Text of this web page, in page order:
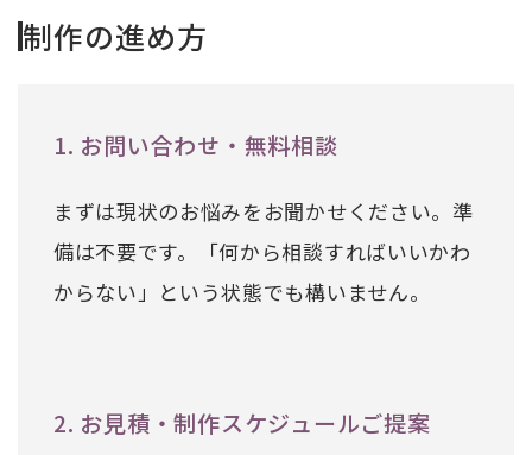
制作の進め方
1. お問い合わせ・無料相談
まずは現状のお悩みをお聞かせください。準
備は不要です。「何から相談すればいいかわ
からない」という状態でも構いません。
2. お見積・制作スケジュールご提案